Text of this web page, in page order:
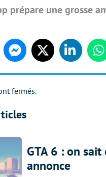
prépare une grosse
MessengerTwitter Linkedin
fermés.
GTA 6 : on
annonce